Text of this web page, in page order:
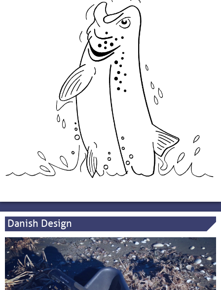
Danish Design